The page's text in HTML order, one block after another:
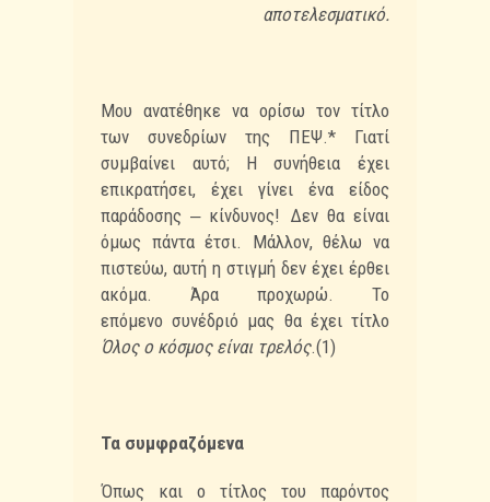
αποτελεσματικό.
Μου ανατέθηκε να ορίσω τον τίτλο
των συνεδρίων της ΠΕΨ.* Γιατί
συμβαίνει αυτό; Η συνήθεια έχει
επικρατήσει, έχει γίνει ένα είδος
παράδοσης ‒ κίνδυνος! Δεν θα είναι
όμως πάντα έτσι. Μάλλον, θέλω να
πιστεύω, αυτή η στιγμή δεν έχει έρθει
ακόμα. Άρα προχωρώ. Το
επόμενοσυνέδριό μας θα έχει τίτλο
Όλος ο κόσμος είναι τρελός.(1)
Τα συμφραζόμενα
Όπως και ο τίτλος του παρόντος